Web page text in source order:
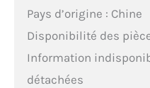
Pays d’origine : Chine
Disponibilité des
Information
détachées